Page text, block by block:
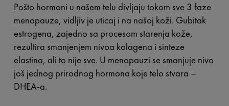
Pošto hormoni u našem telu divljaju tokom sve 3 faze
menopauze, vidljiv je uticaj i na našoj koži. Gubitak
estrogena, zajedno sa procesom starenja kože,
rezultira smanjenjem nivoa kolagena i sinteze
elastina, ali to nije sve. U menopauzi se smanjuje nivo
još jednog prirodnog hormona koje telo stvara –
DHEA-a.